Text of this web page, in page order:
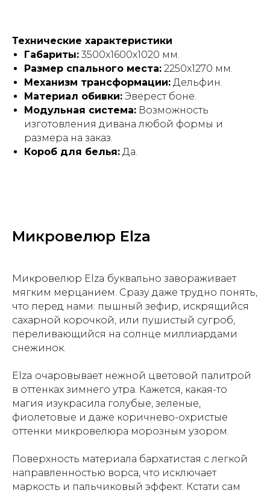
Технические характеристики
Габариты: 3500х1600х1020 мм.
Размер спального места: 2250х1270 мм.
Механизм трансформации: Дельфин.
Материал обивки: Эверест боне.
Модульная система: Возможность
изготовления дивана любой формы и
размера на заказ.
Короб для белья: Да.
Микровелюр Elza
Микровелюр Elza буквально завораживает
мягким мерцанием. Сразу даже трудно понять,
что перед нами: пышный зефир, искрящийся
сахарной корочкой, или пушистый сугроб,
переливающийся на солнце миллиардами
снежинок.
Elza очаровывает нежной цветовой палитрой
в оттенках зимнего утра. Кажется, какая-то
магия изукрасила голубые, зеленые,
фиолетовые и даже коричнево-охристые
оттенки микровелюра морозным узором.
Поверхность материала бархатистая с легкой
направленностью ворса, что исключает
маркость и пальчиковый эффект. Кстати сам